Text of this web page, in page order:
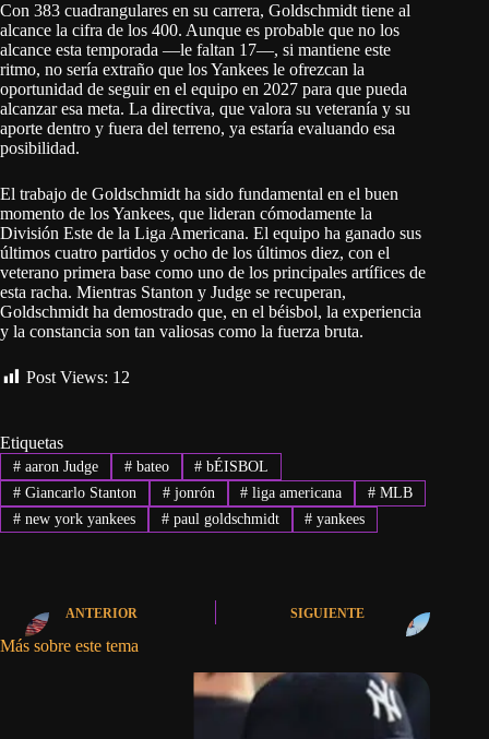
Con 383 cuadrangulares en su carrera, Goldschmidt tiene al
alcance la cifra de los 400. Aunque es probable que no los
alcance esta temporada —le faltan 17—, si mantiene este
ritmo, no sería extraño que los Yankees le ofrezcan la
oportunidad de seguir en el equipo en 2027 para que pueda
alcanzar esa meta. La directiva, que valora su veteranía y su
aporte dentro y fuera del terreno, ya estaría evaluando esa
posibilidad.
El trabajo de Goldschmidt ha sido fundamental en el buen
momento de los Yankees, que lideran cómodamente la
División Este de la Liga Americana. El equipo ha ganado sus
últimos cuatro partidos y ocho de los últimos diez, con el
veterano primera base como uno de los principales artífices de
esta racha. Mientras Stanton y Judge se recuperan,
Goldschmidt ha demostrado que, en el béisbol, la experiencia
y la constancia son tan valiosas como la fuerza bruta.
Post Views: 12
Etiquetas
#aaron Judge #bateo # bÉISBOL
#Giancarlo Stanton #jonrón # liga americana # MLB
#new york yankees #paul goldschmidt # yankees
ANTERIOR SIGUIENTE
Más sobre este tema